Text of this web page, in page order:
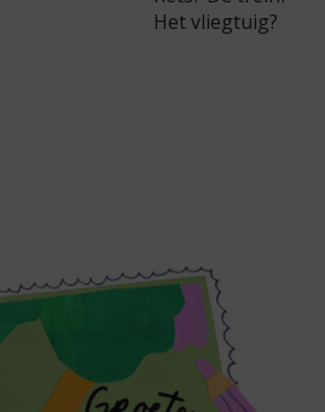
Het vliegtuig?